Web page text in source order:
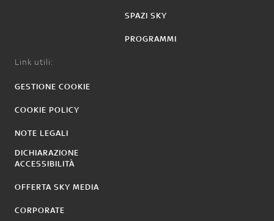
SPAZI SKY
PROGRAMMI
Link utili:
GESTIONE COOKIE
COOKIE POLICY
NOTE LEGALI
DICHIARAZIONE
ACCESSIBILITÀ
OFFERTA SKY MEDIA
CORPORATE